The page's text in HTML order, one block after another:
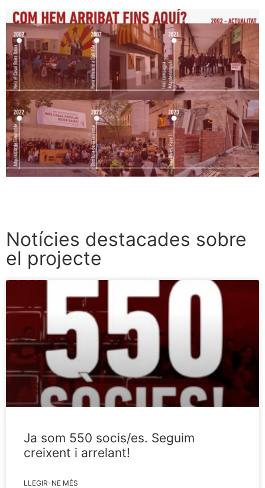
Notícies destacades sobre
el projecte
Ja som 550 socis/es. Seguim
creixent i arrelant!
LLEGIR-NE MÉS